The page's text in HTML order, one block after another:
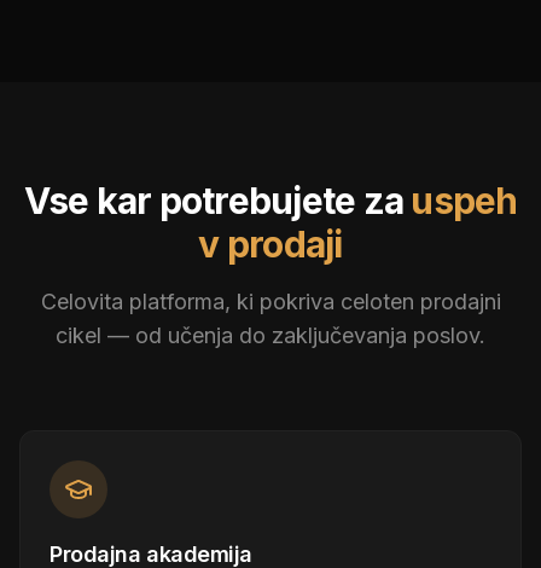
Vse kar potrebujete za uspeh
v prodaji
Celovita platforma, ki pokriva celoten prodajni
cikel — od učenja do zaključevanja poslov.
Prodajna akademija